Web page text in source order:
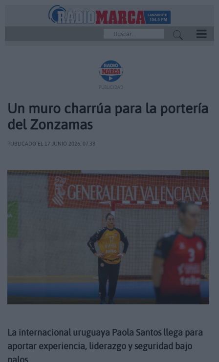
PUBLICIDAD
Un muro charrúa para la portería
del Zonzamas
PUBLICADO EL 17 JUNIO 2026, 07:38
La internacional uruguaya Paola Santos llega para
aportar experiencia, liderazgo y seguridad bajo